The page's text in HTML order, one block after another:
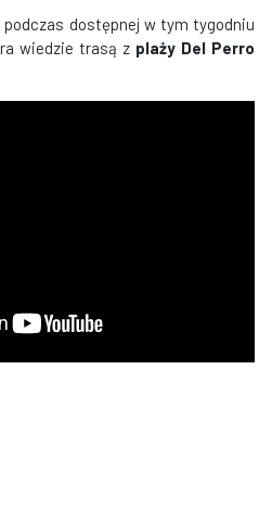
dostępnej w tym tygodniu
wiedzie trasą z plaży Del Perro